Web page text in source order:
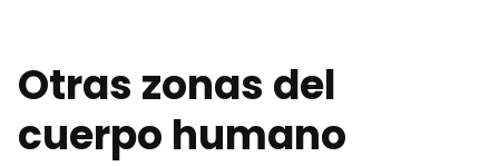
Otras zonas del
cuerpo humano